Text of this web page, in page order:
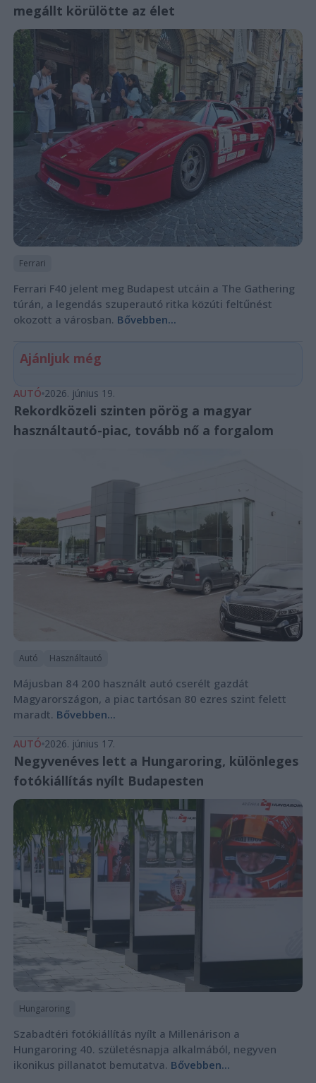
megállt körülötte az élet
Ferrari
Ferrari F40 jelent meg Budapest utcáin a The Gathering
túrán, a legendás szuperautó ritka közúti feltűnést
okozott a városban. Bővebben...
Ajánljuk még
AUTÓ 2026. június 19.
Rekordközeli szinten pörög a magyar
használtautó-piac, tovább nő a forgalom
Autó Használtautó
Májusban 84 200 használt autó cserélt gazdát
Magyarországon, a piac tartósan 80 ezres szint felett
maradt. Bővebben...
AUTÓ 2026. június 17.
Negyvenéves lett a Hungaroring, különleges
fotókiállítás nyílt Budapesten
Hungaroring
Szabadtéri fotókiállítás nyílt a Millenárison a
Hungaroring 40. születésnapja alkalmából, negyven
ikonikus pillanatot bemutatva. Bővebben...